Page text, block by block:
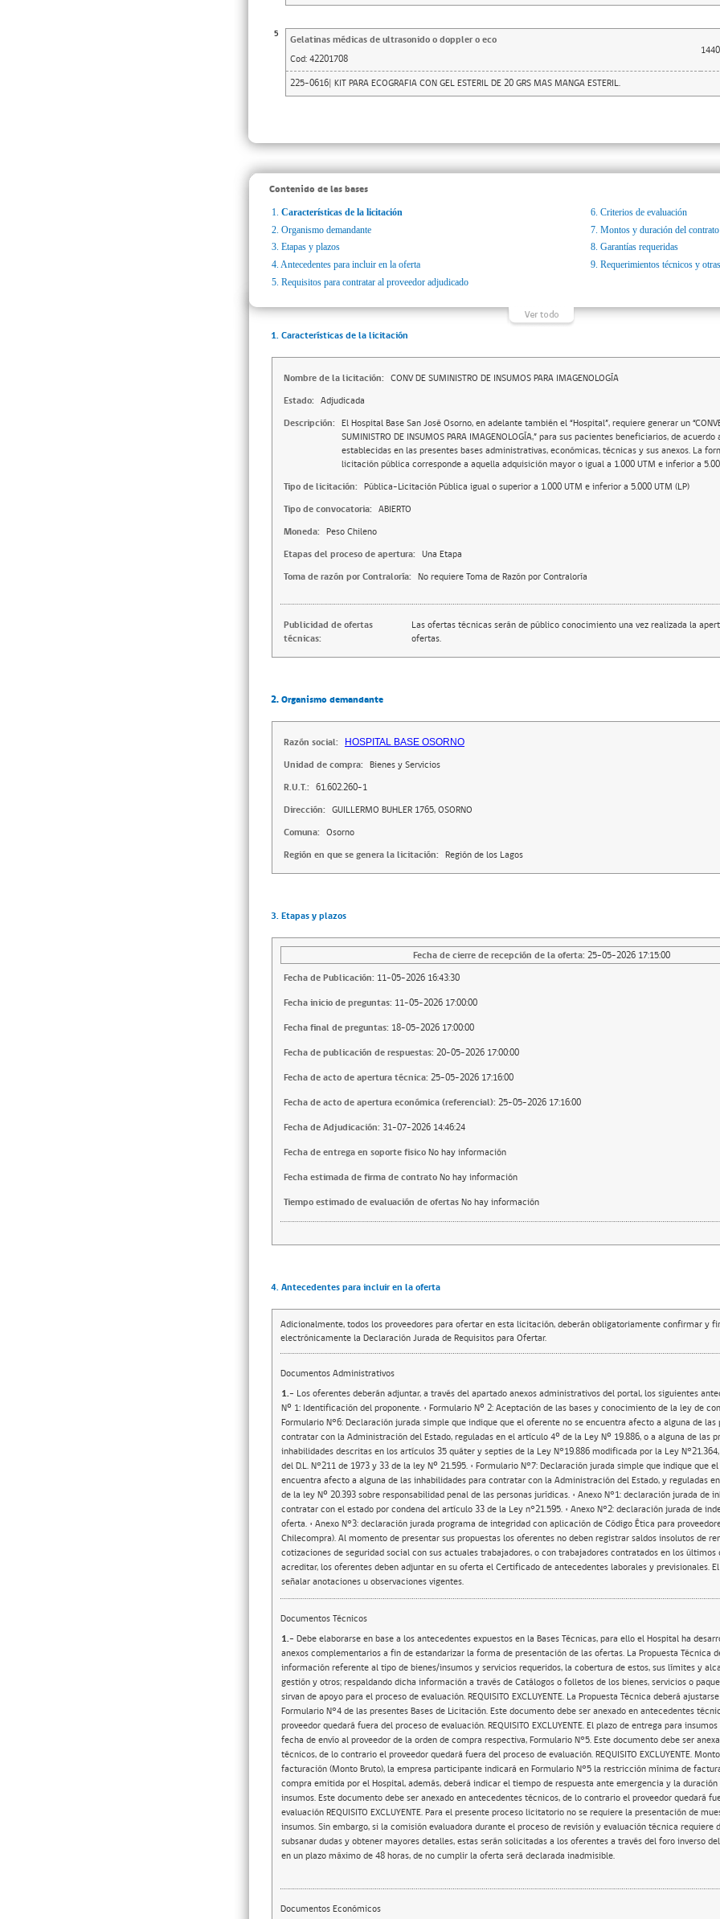
5 Gelatinas médicas de ultrasonido o doppler o eco
1440
Cod: 42201708
225-0616| KIT PARA ECOGRAFIA CON GEL ESTERIL DE 20 GRS MAS MANGA ESTERIL.
Contenido de las bases
1. Características de la licitación
2. Organismo demandante
3. Etapas y plazos
4. Antecedentes para incluir en la oferta
5. Requisitos para contratar al proveedor adjudicado
6. Criterios de evaluación
7. Montos y duración del contrato
8. Garantías requeridas
9. Requerimientos técnicos y
1. Características de la licitación
Nombre de la licitación: CONV DE SUMINISTRO DE INSUMOS PARA IMAGENOLOGÍA
Estado: Adjudicada
Descripción: El Hospital Base San José Osorno, en adelante también el “Hospital”, requiere generar un
SUMINISTRO DE INSUMOS PARA IMAGENOLOGÍA,” para sus pacientes beneficiarios, de
establecidas en las presentes bases administrativas, económicas, técnicas y sus anexos. La
licitación pública corresponde a aquella adquisición mayor o igual a 1.000 UTM e inferior a
Tipo de licitación: Pública-Licitación Pública igual o superior a 1.000 UTM e inferior a 5.000 UTM (LP)
Tipo de convocatoria: ABIERTO
Moneda: Peso Chileno
Etapas del proceso de apertura: Una Etapa
Toma de razón por Contraloría: No requiere Toma de Razón por Contraloría
Publicidad de ofertas
técnicas:
Las ofertas técnicas serán de público conocimiento una vez realizada la
ofertas.
2. Organismo demandante
Razón social: HOSPITAL BASE OSORNO
Unidad de compra: Bienes y Servicios
R.U.T.: 61.602.260-1
Dirección: GUILLERMO BUHLER 1765, OSORNO
Comuna: Osorno
Región en que se genera la licitación: Región de los Lagos
3. Etapas y plazos
Fecha de cierre de recepción de la oferta: 25-05-2026 17:15:00
Fecha de Publicación: 11-05-2026 16:43:30
Fecha inicio de preguntas: 11-05-2026 17:00:00
Fecha final de preguntas: 18-05-2026 17:00:00
Fecha de publicación de respuestas: 20-05-2026 17:00:00
Fecha de acto de apertura técnica: 25-05-2026 17:16:00
Fecha de acto de apertura económica (referencial): 25-05-2026 17:16:00
Fecha de Adjudicación: 31-07-2026 14:46:24
Fecha de entrega en soporte fisicoNo hay información
Fecha estimada de firma de contratoNo hay información
Tiempo estimado de evaluación de ofertasNo hay información
4. Antecedentes para incluir en la oferta
Adicionalmente, todos los proveedores para ofertar en esta licitación, deberán obligatoriamente confirmar y
electrónicamente la Declaración Jurada de Requisitos para Ofertar.
Documentos Administrativos
1.- Los oferentes deberán adjuntar, a través del apartado anexos administrativos del portal, los siguientes
Nº 1: Identificación del proponente. • Formulario Nº 2: Aceptación de las bases y conocimiento de la ley de
Formulario N°6: Declaración jurada simple que indique que el oferente no se encuentra afecto a alguna de las
contratar con la Administración del Estado, reguladas en el artículo 4º de la Ley Nº 19.886, o a alguna de las
inhabilidades descritas en los artículos 35 quáter y septies de la Ley N°19.886 modificada por la Ley
del D.L. N°211 de 1973 y 33 de la ley Nº 21.595. • Formulario N°7: Declaración jurada simple que indique que
encuentra afecto a alguna de las inhabilidades para contratar con la Administración del Estado, y reguladas
de la ley Nº 20.393 sobre responsabilidad penal de las personas jurídicas. • Anexo N°1: declaración jurada de
contratar con el estado por condena del artículo 33 de la Ley n°21.595. • Anexo N°2: declaración jurada de
oferta. • Anexo N°3: declaración jurada programa de integridad con aplicación de Código Ética para
Chilecompra). Al momento de presentar sus propuestas los oferentes no deben registrar saldos insolutos de
cotizaciones de seguridad social con sus actuales trabajadores, o con trabajadores contratados en los últimos
acreditar, los oferentes deben adjuntar en su oferta el Certificado de antecedentes laborales y previsionales.
señalar anotaciones u observaciones vigentes.
Documentos Técnicos
1.- Debe elaborarse en base a los antecedentes expuestos en la Bases Técnicas, para ello el Hospital ha
anexos complementarios a fin de estandarizar la forma de presentación de las ofertas. La Propuesta Técnica
información referente al tipo de bienes/insumos y servicios requeridos, la cobertura de estos, sus límites y
gestión y otros; respaldando dicha información a través de Catálogos o folletos de los bienes, servicios o
sirvan de apoyo para el proceso de evaluación. REQUISITO EXCLUYENTE. La Propuesta Técnica deberá
Formulario N°4 de las presentes Bases de Licitación. Este documento debe ser anexado en antecedentes
proveedor quedará fuera del proceso de evaluación. REQUISITO EXCLUYENTE. El plazo de entrega para
fecha de envío al proveedor de la orden de compra respectiva, Formulario N°5. Este documento debe ser
técnicos, de lo contrario el proveedor quedará fuera del proceso de evaluación. REQUISITO EXCLUYENTE.
facturación (Monto Bruto), la empresa participante indicará en Formulario N°5 la restricción mínima de
compra emitida por el Hospital, además, deberá indicar el tiempo de respuesta ante emergencia y la
insumos. Este documento debe ser anexado en antecedentes técnicos, de lo contrario el proveedor quedará
evaluación REQUISITO EXCLUYENTE. Para el presente proceso licitatorio no se requiere la presentación de
insumos. Sin embargo, si la comisión evaluadora durante el proceso de revisión y evaluación técnica requiere
subsanar dudas y obtener mayores detalles, estas serán solicitadas a los oferentes a través del foro inverso
en un plazo máximo de 48 horas, de no cumplir la oferta será declarada inadmisible.
Documentos Económicos